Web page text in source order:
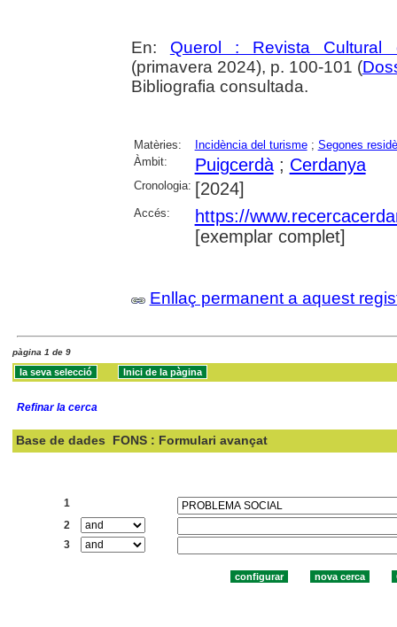
En: Querol : Revista Cultural
(primavera 2024), p. 100-101 (
Bibliografia consultada.
Matèries: Incidència del turisme; Segones
Àmbit:
Puigcerdà; Cerdanya
Cronologia: [2024]
Accés:
https://
[exemplar complet]
Enllaç permanent a aquest
pàgina 1 de 9
Refinar la cerca
Base de dades FONS : Formulari avançat
1
2
3